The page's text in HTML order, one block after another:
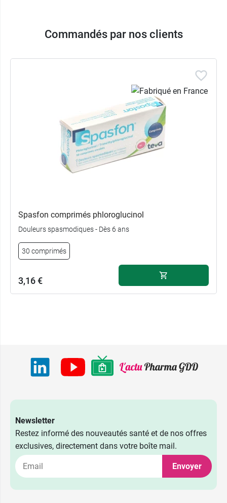
Commandés par nos clients
Spasfon comprimés phloroglucinol
Douleurs spasmodiques - Dès 6 ans
30 comprimés
3,16 €
Newsletter
Restez informé des nouveautés santé et de nos offres
exclusives, directement dans votre boîte mail.
Envoyer